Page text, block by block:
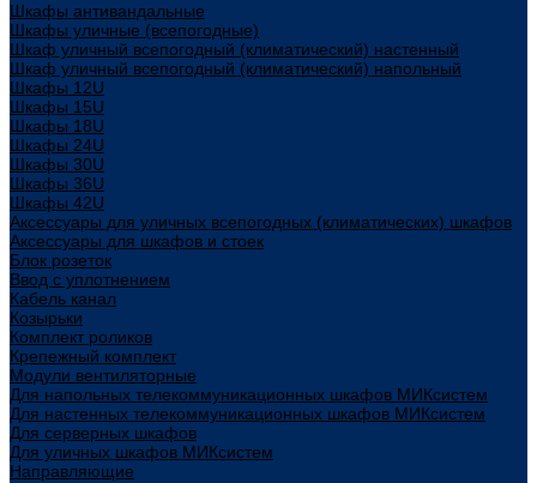
Шкафы антивандальные
Шкафы уличные (всепогодные)
Шкаф уличный всепогодный (климатический) настенный
Шкаф уличный всепогодный (климатический) напольный
Шкафы 12U
Шкафы 15U
Шкафы 18U
Шкафы 24U
Шкафы 30U
Шкафы 36U
Шкафы 42U
Аксессуары для уличных всепогодных (климатических) шкафов
Аксессуары для шкафов и стоек
Блок розеток
Ввод с уплотнением
Кабель канал
Козырьки
Комплект роликов
Крепежный комплект
Модули вентиляторные
Для напольных телекоммуникационных шкафов МИКсистем
Для настенных телекоммуникационных шкафов МИКсистем
Для серверных шкафов
Для уличных шкафов МИКсистем
Направляющие